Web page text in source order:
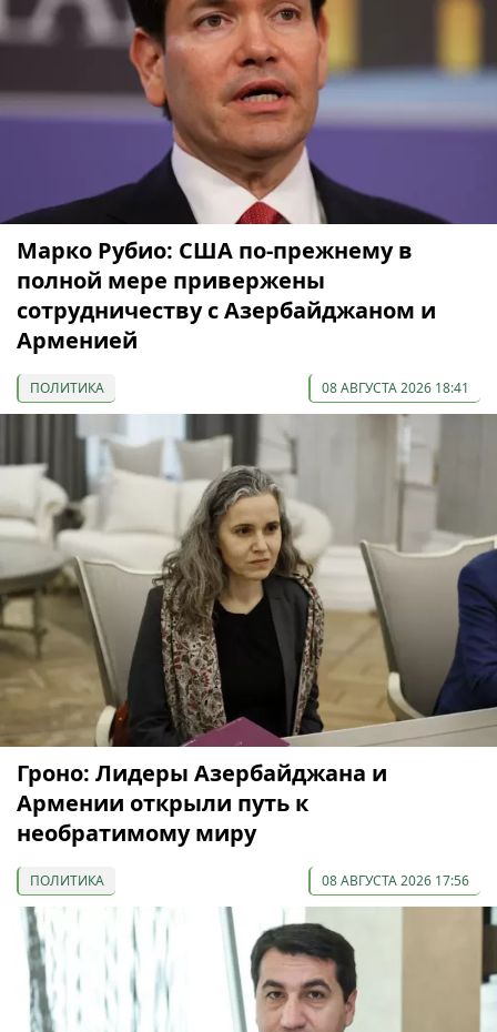
Марко Рубио: США по-прежнему в
полной мере привержены
сотрудничеству с Азербайджаном и
Арменией
ПОЛИТИКА 08 АВГУСТА 2026 18:41
Гроно: Лидеры Азербайджана и
Армении открыли путь к
необратимому миру
ПОЛИТИКА 08 АВГУСТА 2026 17:56